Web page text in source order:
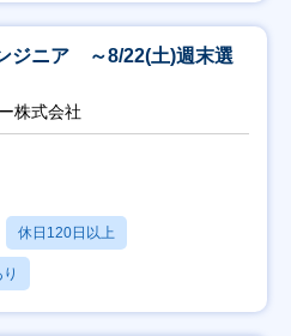
ジニア ～8/22(土)週末選
株式会社
休日120日以上